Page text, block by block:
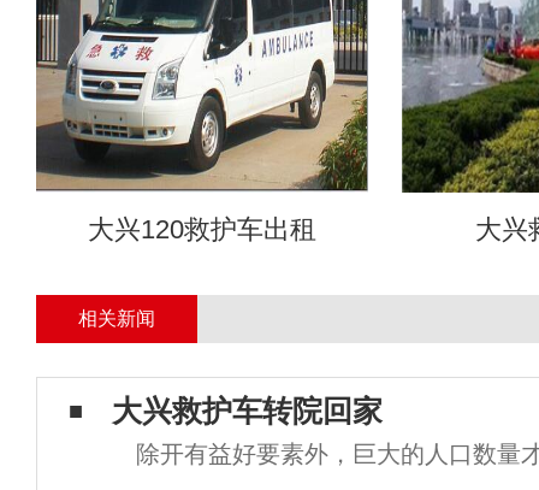
大兴120救护车出租 大兴
相关新闻
大兴​救护车转院回家
除开有益好要素外，巨大的人口数量